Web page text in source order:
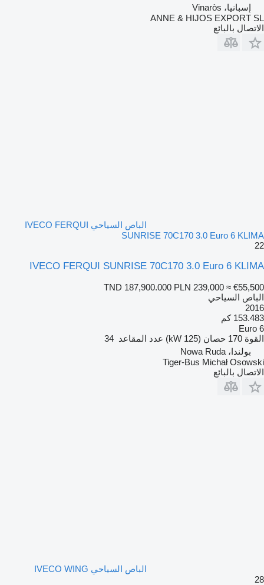
إسبانيا، Vinaròs
ANNE & HIJOS EXPORT SL
الاتصال بالبائع
الباص السياحي IVECO FERQUI
SUNRISE 70C170 3.0 Euro 6 KLIMA
22
IVECO FERQUI SUNRISE 70C170 3.0 Euro 6 KLIMA
TND 187,900.000 PLN 239,000 ≈ €55,500
الباص السياحي
2016
153.483 كم
Euro 6
القوة 170 حصان (125 kW) عدد المقاعد 34
بولندا، Nowa Ruda
Tiger-Bus Michał Osowski
الاتصال بالبائع
الباص السياحي IVECO WING
28